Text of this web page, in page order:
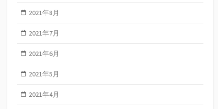
2021年8月
2021年7月
2021年6月
2021年5月
2021年4月